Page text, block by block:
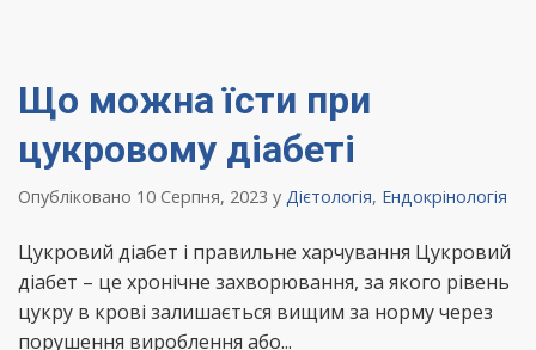
Що можна їсти при
цукровому діабеті
Опубліковано 10 Серпня, 2023 у Дієтологія, Ендокрінологія
Цукровий діабет і правильне харчування Цукровий
діабет – це хронічне захворювання, за якого рівень
цукру в крові залишається вищим за норму через
порушення вироблення або...